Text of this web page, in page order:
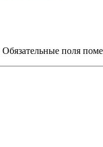
Обязательные поля